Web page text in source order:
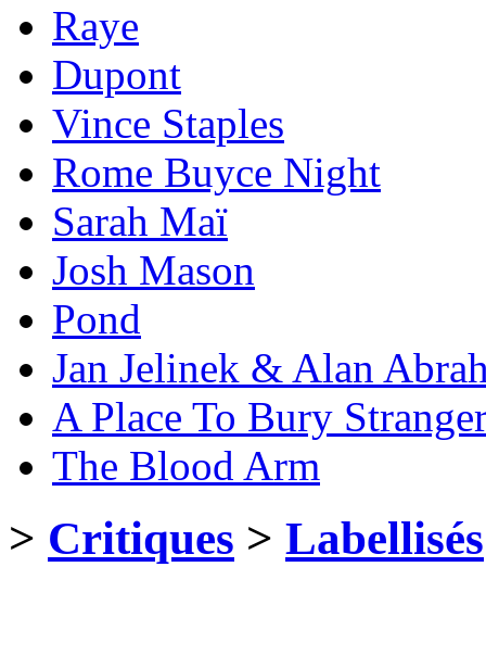
Raye
Dupont
Vince Staples
Rome Buyce Night
Sarah Maï
Josh Mason
Pond
Jan Jelinek & Alan
A Place To Bury
The Blood Arm
> Critiques > Labellisés